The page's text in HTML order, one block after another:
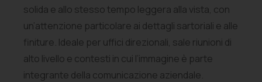
solida e allo stesso tempo leggera alla vista, con
un’attenzione particolare ai dettagli sartoriali e alle
finiture. Ideale per uffici direzionali, sale riunioni di
alto livello e contesti in cui l’immagine è parte
integrante della comunicazione aziendale.